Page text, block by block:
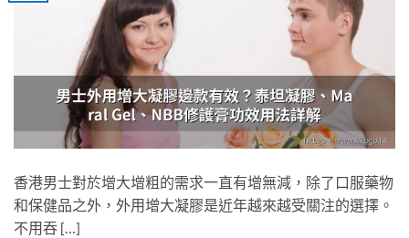
香港男士對於增大增粗的需求一直有增無減，除了口服藥物
和保健品之外，外用增大凝膠是近年越來越受關注的選擇。
不用吞 […]